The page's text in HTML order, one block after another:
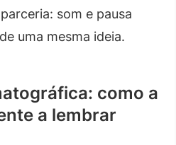
som e pausa
uma mesma ideia.
como a
a lembrar